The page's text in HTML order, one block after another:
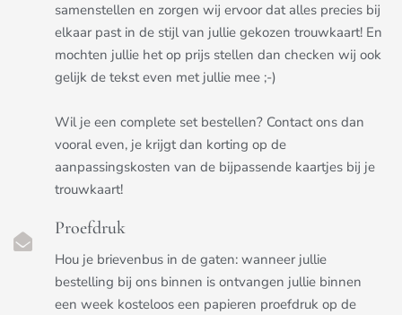
samenstellen en zorgen wij ervoor dat alles precies bij
elkaar past in de stijl van jullie gekozen trouwkaart! En
mochten jullie het op prijs stellen dan checken wij ook
gelijk de tekst even met jullie mee ;-)
Wil je een complete set bestellen? Contact ons dan
vooral even, je krijgt dan korting op de
aanpassingskosten van de bijpassende kaartjes bij je
trouwkaart!
Proefdruk
Hou je brievenbus in de gaten: wanneer jullie
bestelling bij ons binnen is ontvangen jullie binnen
een week kosteloos een papieren proefdruk op de